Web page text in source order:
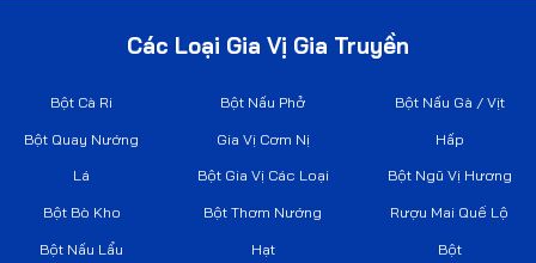
Các Loại Gia Vị Gia Truyền
Bột Cà Ri Bột Nấu Phở Bột Nấu Gà / Vịt
Bột Quay Nướng Gia Vị Cơm Nị Hấp
Lá Bột Gia Vị Các Loại Bột Ngũ Vị Hương
Bột Bò Kho Bột Thơm Nướng Rượu Mai Quế Lộ
Bột Nấu Lẩu Hạt Bột